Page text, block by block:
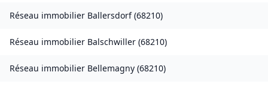
Réseau immobilier Ballersdorf(68210)
Réseau immobilier Balschwiller (68210)
Réseau immobilier Bellemagny (68210)